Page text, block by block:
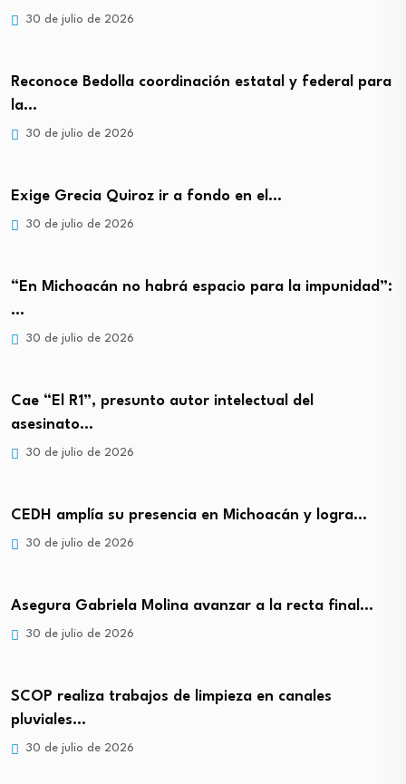
30 de julio de 2026
Reconoce Bedolla coordinación estatal y federal para
la…
30 de julio de 2026
Exige Grecia Quiroz ir a fondo en el…
30 de julio de 2026
“En Michoacán no habrá espacio para la impunidad”:
…
30 de julio de 2026
Cae “El R1”, presunto autor intelectual del
asesinato…
30 de julio de 2026
CEDH amplía su presencia en Michoacán y logra…
30 de julio de 2026
Asegura Gabriela Molina avanzar a la recta final…
30 de julio de 2026
SCOP realiza trabajos de limpieza en canales
pluviales…
30 de julio de 2026